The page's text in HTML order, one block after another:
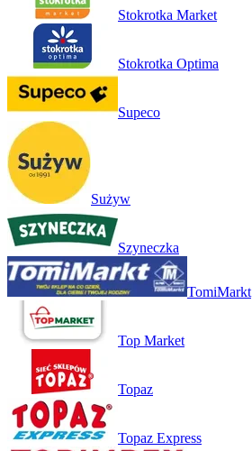
Stokrotka Market
Stokrotka Optima
Supeco
Sużyw
Szyneczka
TomiMarkt
Top Market
Topaz
Topaz Express